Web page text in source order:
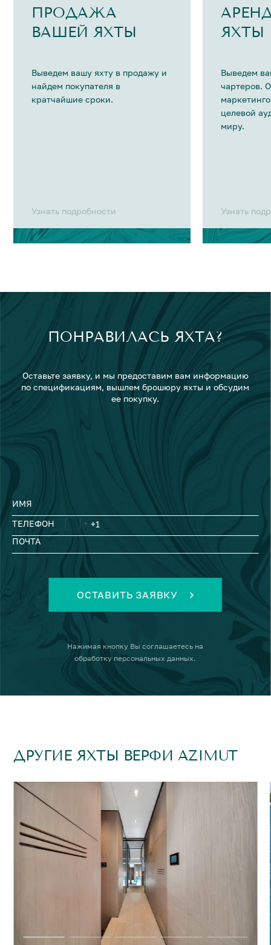
ПРОДАЖА
ВАШЕЙ ЯХТЫ
Выведем вашу яхту в продажу и
найдем покупателя в
кратчайшие сроки.
Узнать подробности
ЯХТЫ
Выведем
чартеров.
целевой
миру.
Узнать
ПОНРАВИЛАСЬ ЯХТА?
Оставьте заявку, и мы предоставим вам информацию
по спецификациям, вышлем брошюру яхты и обсудим
ее покупку.
ИМЯ
ТЕЛЕФОН
ПОЧТА
ОСТАВИТЬ ЗАЯВКУ
Нажимая кнопку Вы соглашаетесь на
обработку персональных данных.
ДРУГИЕ ЯХТЫ ВЕРФИ AZIMUT